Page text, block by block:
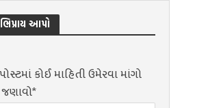
આપો
કોઈ માહિતી ઉમેરવા માંગો